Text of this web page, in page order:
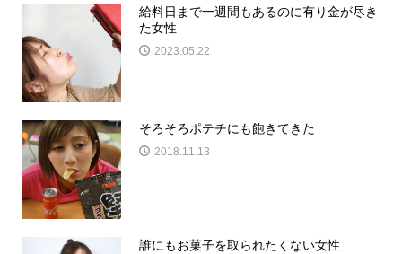
給料日まで一週間もあるのに有り金が尽き
た女性
2023.05.22
そろそろポテチにも飽きてきた
2018.11.13
誰にもお菓子を取られたくない女性